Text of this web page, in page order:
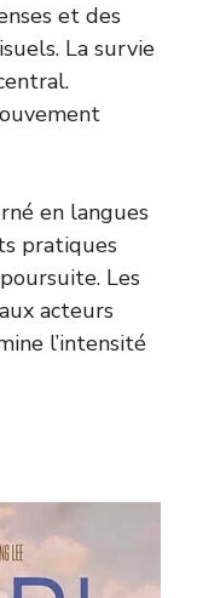
et des
La survie
en langues
pratiques
Les
acteurs
l’intensité